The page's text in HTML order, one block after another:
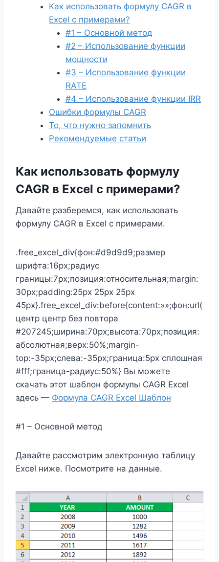
Как использовать формулу CAGR в
Excel с примерами?
#1 – Основной метод
#2 – Использование функции
мощности
#3 – Использование функции
RATE
#4 – Использование функции IRR
Ошибки формулы CAGR
То, что нужно запомнить
Рекомендуемые статьи
Как использовать формулу
CAGR в Excel с примерами?
Давайте разберемся, как использовать
формулу CAGR в Excel с примерами.
.free_excel_div{фон:#d9d9d9;размер
шрифта:16px;радиус
границы:7px;позиция:относительная;margin:
30px;padding:25px 25px 25px
45px}.free_excel_div:before{content:»»;фон:url(
центр центр без повтора
#207245;ширина:70px;высота:70px;позиция:
абсолютная;верх:50%;margin-
top:-35px;слева:-35px;граница:5px сплошная
#fff;граница-радиус:50%} Вы можете
скачать этот шаблон формулы CAGR Excel
здесь — Формула CAGR Excel Шаблон
#1 – Основной метод
Давайте рассмотрим электронную таблицу
Excel ниже. Посмотрите на данные.